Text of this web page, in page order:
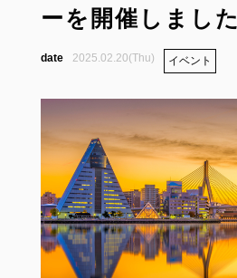
ーを開催しました
2025.02.20(Thu) イベント